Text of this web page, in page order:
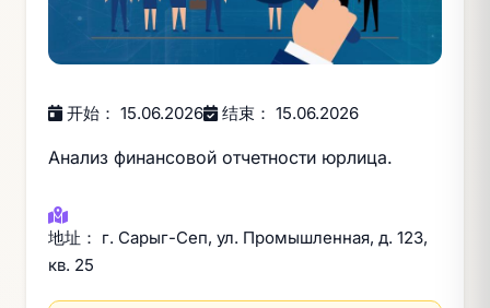
开始： 15.06.2026 结束： 15.06.2026
Анализ финансовой отчетности юрлица.
地址： г. Сарыг-Сеп, ул. Промышленная, д. 123,
кв. 25